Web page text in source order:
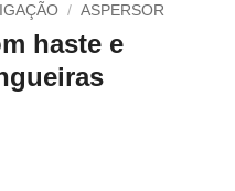
/ ASPERSOR
haste e